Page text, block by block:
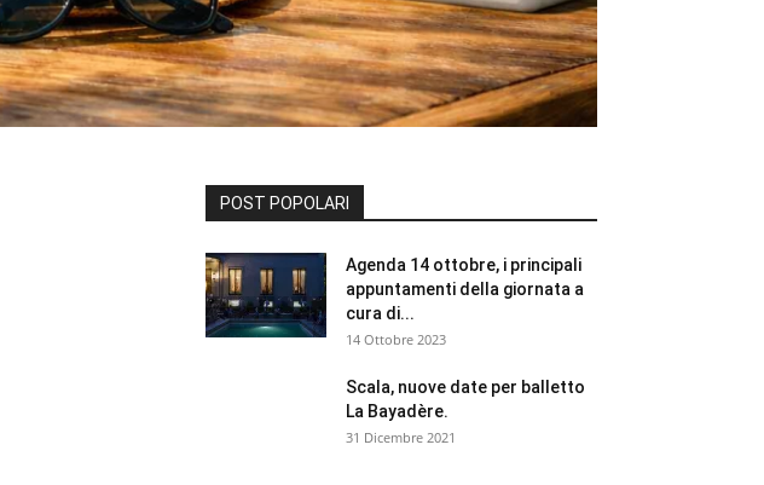
POST POPOLARI
Agenda 14 ottobre, i principali
appuntamenti della giornata a
cura di...
14 Ottobre 2023
Scala, nuove date per balletto
La Bayadère.
31 Dicembre 2021